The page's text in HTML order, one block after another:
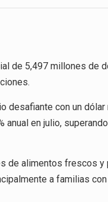
afiliada a Index en
(TFJA), a través de
5,497
PRIMER
de 5,497 millones de
desafiante con un
en julio,
de alimentos frescos
a familias